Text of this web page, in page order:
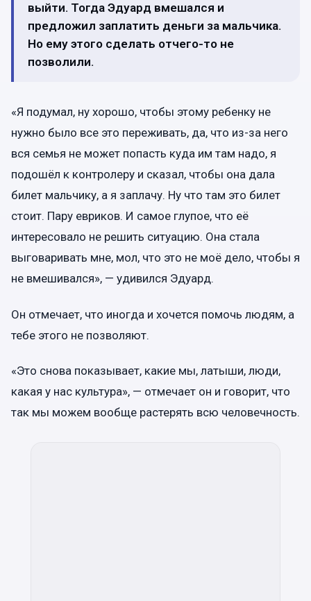
выйти. Тогда Эдуард вмешался и
предложил заплатить деньги за мальчика.
Но ему этого сделать отчего-то не
позволили.
«Я подумал, ну хорошо, чтобы этому ребенку не
нужно было все это переживать, да, что из-за него
вся семья не может попасть куда им там надо, я
подошёл к контролеру и сказал, чтобы она дала
билет мальчику, а я заплачу. Ну что там это билет
стоит. Пару евриков. И самое глупое, что её
интересовало не решить ситуацию. Она стала
выговаривать мне, мол, что это не моё дело, чтобы я
не вмешивался», — удивился Эдуард.
Он отмечает, что иногда и хочется помочь людям, а
тебе этого не позволяют.
«Это снова показывает, какие мы, латыши, люди,
какая у нас культура», — отмечает он и говорит, что
так мы можем вообще растерять всю человечность.